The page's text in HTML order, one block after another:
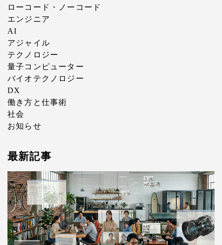
ローコード・ノーコード
エンジニア
AI
アジャイル
テクノロジー
量子コンピューター
バイオテクノロジー
DX
働き方と仕事術
社会
お知らせ
最新記事